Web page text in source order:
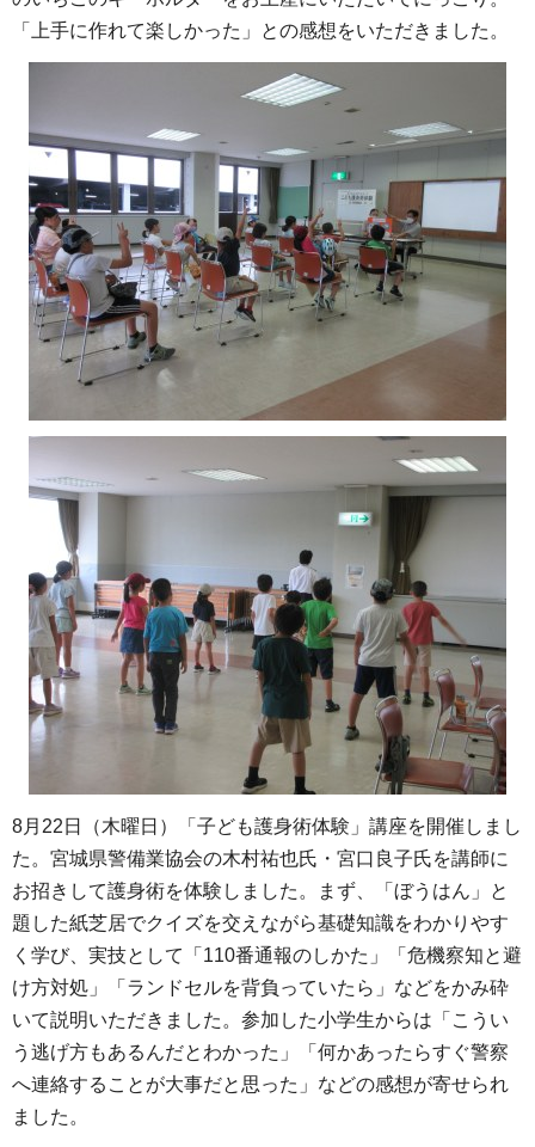
「上手に作れて楽しかった」との感想をいただきました。
8月22日（木曜日）「子ども護身術体験」講座を開催しまし
た。宮城県警備業協会の木村祐也氏・宮口良子氏を講師に
お招きして護身術を体験しました。まず、「ぼうはん」と
題した紙芝居でクイズを交えながら基礎知識をわかりやす
く学び、実技として「110番通報のしかた」「危機察知と避
け方対処」「ランドセルを背負っていたら」などをかみ砕
いて説明いただきました。参加した小学生からは「こうい
う逃げ方もあるんだとわかった」「何かあったらすぐ警察
へ連絡することが大事だと思った」などの感想が寄せられ
ました。